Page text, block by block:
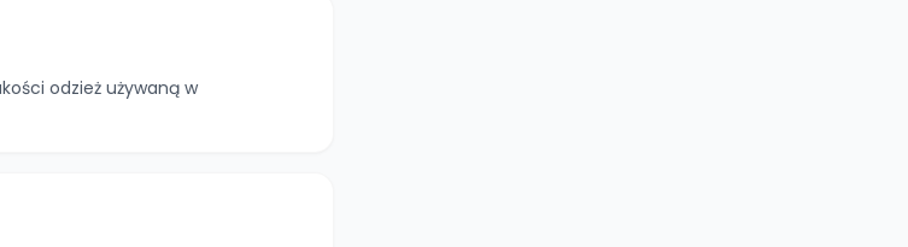
odzież używaną w